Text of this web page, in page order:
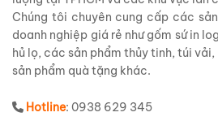
Bố đồ ăn in logo
gì?
Mộtbộ đồ ăn in logo có thể bao
Chúng tôi chuyên cung cấp các
doanh nghiệp giá rẻ như gốm sứ in
hủ lọ, các sản phẩm thủy tinh, túi
sản phẩm quà tặng khác.
Hotline: 0938 629 345